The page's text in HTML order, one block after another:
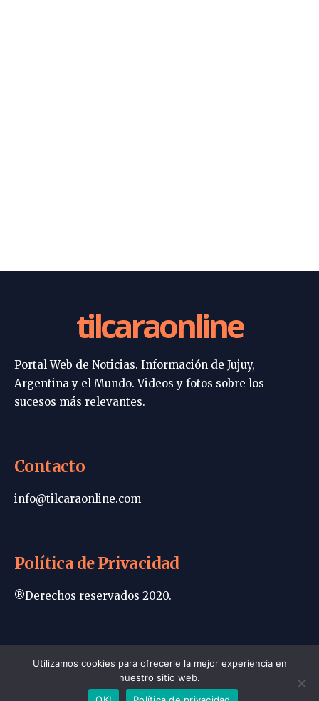
tilcaraonline
Portal Web de Noticias. Información de Jujuy,
Argentina y el Mundo. Videos y fotos sobre los
sucesos más relevantes.
Contacto
info@tilcaraonline.com
Política de Privacidad
®Derechos reservados 2020.
Portada | Tilcara Online
Política de privacidad
Contacto
Utilizamos cookies para ofrecerle la mejor experiencia en
nuestro sitio web.